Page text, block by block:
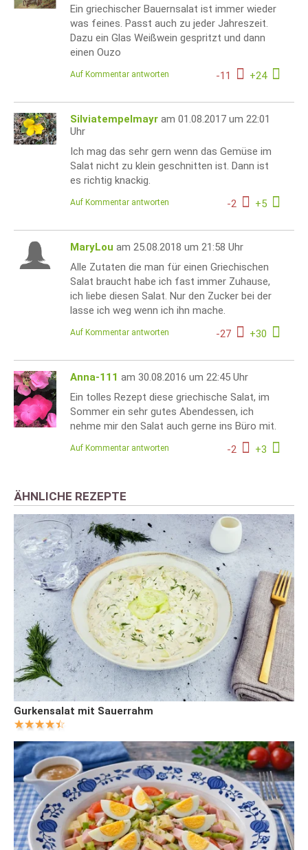
Ein griechischer Bauernsalat ist immer wieder
was feines. Passt auch zu jeder Jahreszeit.
Dazu ein Glas Weißwein gespritzt und dann
einen Ouzo
-11 +24
Auf Kommentar antworten
Silviatempelmayr am 01.08.2017 um 22:01
Uhr
Ich mag das sehr gern wenn das Gemüse im
Salat nicht zu klein geschnitten ist. Dann ist
es richtig knackig.
-2 +5
Auf Kommentar antworten
MaryLou am 25.08.2018 um 21:58 Uhr
Alle Zutaten die man für einen Griechischen
Salat braucht habe ich fast immer Zuhause,
ich liebe diesen Salat. Nur den Zucker bei der
lasse ich weg wenn ich ihn mache.
-27 +30
Auf Kommentar antworten
Anna-111 am 30.08.2016 um 22:45 Uhr
Ein tolles Rezept diese griechische Salat, im
Sommer ein sehr gutes Abendessen, ich
nehme mir den Salat auch gerne ins Büro mit.
-2 +3
Auf Kommentar antworten
ÄHNLICHE REZEPTE
Gurkensalat mit Sauerrahm